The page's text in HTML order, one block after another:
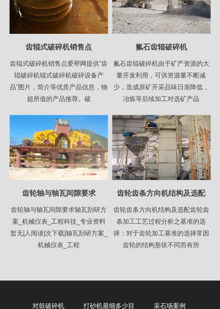
齿辊式破碎机销售点
齿辊式破碎机销售点爱帮网提供“齿
辊破碎机辊式破碎机破碎设备产
品”图片，简介等优质产品信息，物
超所值的产品推荐。破
氟石齿辊破碎机
氟石齿辊破碎机由于矿产资源的大
量开发利用，可供资源量不断减
少，造成原矿开采品味日渐降低，
冶炼等后续加工对选矿产品
齿轮轴与轴瓦间隙要求
齿轮轴与轴瓦间隙要求轴瓦刮研方
案_机械仪表_工程科技_专业资料
暂无|人阅读|次下载|轴瓦刮研方案_
机械仪表_工程
齿轮齿条方向机结构及选配
齿轮齿条方向机结构及选配齿轮齿
条加工工艺过程分析之基准的选
择：对于齿轮加工基准的选择常因
齿轮的结构形状不同而有所
对鼓破碎机 打砂机最细多少目 采石场案例